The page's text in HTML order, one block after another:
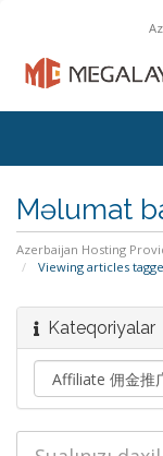
Məlumat
Azerbaijan Hosting
Viewing articles
Kateqoriyalar